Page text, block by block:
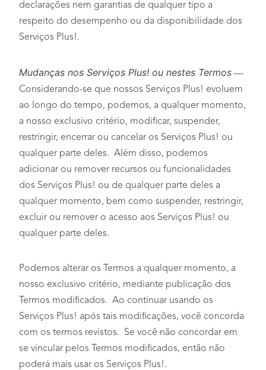
declarações nem garantias de qualquer tipo a
respeito do desempenho ou da disponibilidade dos
Serviços Plus!.
Mudanças nos Serviços Plus! ou nestes Termos —
Considerando-se que nossos Serviços Plus! evoluem
ao longo do tempo, podemos, a qualquer momento,
a nosso exclusivo critério, modificar, suspender,
restringir, encerrar ou cancelar os Serviços Plus! ou
qualquer parte deles. Além disso, podemos
adicionar ou remover recursos ou funcionalidades
dos Serviços Plus! ou de qualquer parte deles a
qualquer momento, bem como suspender, restringir,
excluir ou remover o acesso aos Serviços Plus! ou
qualquer parte deles.
Podemos alterar os Termos a qualquer momento, a
nosso exclusivo critério, mediante publicação dos
Termos modificados. Ao continuar usando os
Serviços Plus! após tais modificações, você concorda
com os termos revistos. Se você não concordar em
se vincular pelos Termos modificados, então não
poderá mais usar os Serviços Plus!.